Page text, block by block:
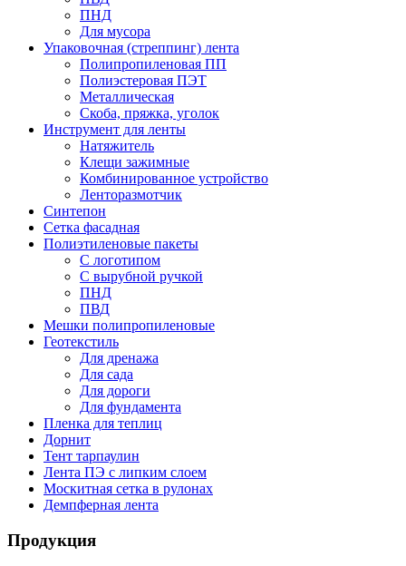
ПНД
Для мусора
Упаковочная (стреппинг) лента
Полипропиленовая ПП
Полиэстеровая ПЭТ
Металлическая
Скоба, пряжка, уголок
Инструмент для ленты
Натяжитель
Клещи зажимные
Комбинированное устройство
Ленторазмотчик
Синтепон
Сетка фасадная
Полиэтиленовые пакеты
С логотипом
С вырубной ручкой
ПНД
ПВД
Мешки полипропиленовые
Геотекстиль
Для дренажа
Для сада
Для дороги
Для фундамента
Пленка для теплиц
Дорнит
Тент тарпаулин
Лента ПЭ с липким слоем
Москитная сетка в рулонах
Демпферная лента
Продукция